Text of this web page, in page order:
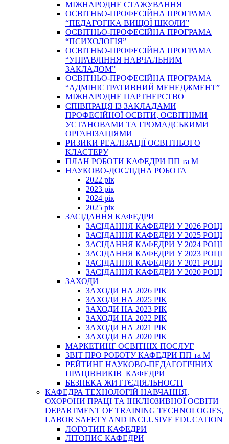
МІЖНАРОДНЕ СТАЖУВАННЯ
ОСВІТНЬО-ПРОФЕСІЙНА ПРОГРАМА
“ПЕДАГОГІКА ВИЩОЇ ШКОЛИ”
ОСВІТНЬО-ПРОФЕСІЙНА ПРОГРАМА
“ПСИХОЛОГІЯ”
ОСВІТНЬО-ПРОФЕСІЙНА ПРОГРАМА
“УПРАВЛІННЯ НАВЧАЛЬНИМ
ЗАКЛАДОМ”
ОСВІТНЬО-ПРОФЕСІЙНА ПРОГРАМА
“АДМІНІСТРАТИВНИЙ МЕНЕДЖМЕНТ”
МІЖНАРОДНЕ ПАРТНЕРСТВО
СПІВПРАЦЯ ІЗ ЗАКЛАДАМИ
ПРОФЕСІЙНОЇ ОСВІТИ, ОСВІТНІМИ
УСТАНОВАМИ ТА ГРОМАДСЬКИМИ
ОРГАНІЗАЦІЯМИ
РИЗИКИ РЕАЛІЗАЦІЇ ОСВІТНЬОГО
КЛАСТЕРУ
ПЛАН РОБОТИ КАФЕДРИ ПП та М
НАУКОВО-ДОСЛІДНА РОБОТА
2022 рік
2023 рік
2024 рік
2025 рік
ЗАСІДАННЯ КАФЕДРИ
ЗАСІДАННЯ КАФЕДРИ У 2026 РОЦІ
ЗАСІДАННЯ КАФЕДРИ У 2025 РОЦІ
ЗАСІДАННЯ КАФЕДРИ У 2024 РОЦІ
ЗАСІДАННЯ КАФЕДРИ У 2023 РОЦІ
ЗАСІДАННЯ КАФЕДРИ У 2021 РОЦІ
ЗАСІДАННЯ КАФЕДРИ У 2020 РОЦІ
ЗАХОДИ
ЗАХОДИ НА 2026 РІК
ЗАХОДИ НА 2025 РІК
ЗАХОДИ НА 2023 РІК
ЗАХОДИ НА 2022 РІК
ЗАХОДИ НА 2021 РІК
ЗАХОДИ НА 2020 РІК
МАРКЕТИНГ ОСВІТНІХ ПОСЛУГ
3BIT ПРО РОБОТУ КАФЕДРИ ПП та М
РЕЙТИНГ НАУКОВО-ПЕДАГОГІЧНИХ
ПРАЦІВНИКІВ КАФЕДРИ
БЕЗПЕКА ЖИТТЄДІЯЛЬНОСТІ
КАФЕДРА ТЕХНОЛОГІЙ НАВЧАННЯ,
ОХОРОНИ ПРАЦІ ТА ІНКЛЮЗИВНОЇ ОСВІТИ
DEPARTMENT OF TRAINING TECHNOLOGIES,
LABOR SAFETY AND INCLUSIVE EDUCATION
ЛОГОТИП КАФЕДРИ
ЛІТОПИС КАФЕДРИ